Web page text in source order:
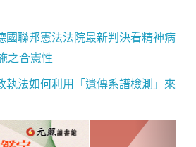
國聯邦憲法法院最新判決看精神病
之合憲性
執法如何利用「遺傳系譜檢測」來